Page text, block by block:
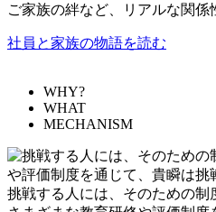
ご家族の絆など、リアルな関係
社員と家族の物語を読む
WHY?
WHAT
MECHANISM
挑戦する人には、そのための制